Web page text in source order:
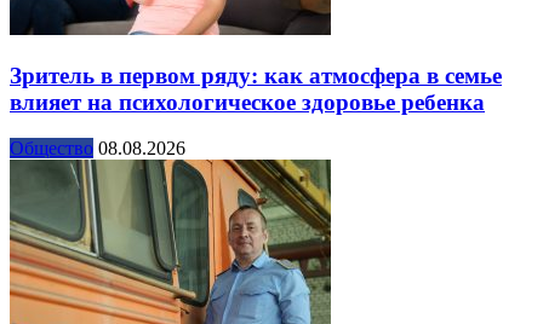
Зритель в первом ряду: как атмосфера в семье
влияет на психологическое здоровье ребенка
Общество 08.08.2026